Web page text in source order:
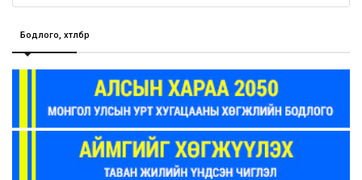
Бодлого, хөтөлбөр